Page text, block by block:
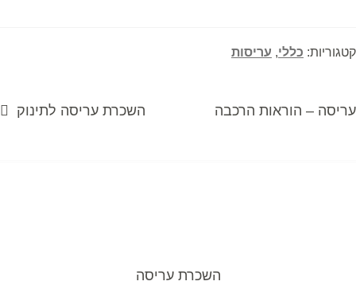
קטגוריות: כללי, עריסות
ניווט
הפוסט
עריסה – הוראות הרכבה
הפוסט
השכרת עריסה לתינוק
השכרת עריסה